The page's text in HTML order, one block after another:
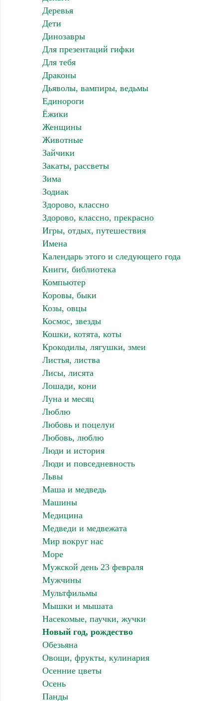
Деревья
Дети
Динозавры
Для презентаций гифки
Для тебя
Драконы
Дьяволы, вампиры, ведьмы
Единороги
Ёжики
Женщины
Животные
Зайчики
Закаты, рассветы
Зима
Зодиак
Здорово, классно
Здорово, классно, прекрасно
Игры, отдых, путешествия
Имена
Календарь этого и следующего года
Книги, библиотека
Компьютер
Коровы, быки
Козы, овцы
Космос, звезды
Кошки, котята, коты
Крокодилы, лягушки, змеи
Листья, листва
Лисы, лисята
Лошади, кони
Луна и месяц
Люблю
Любовь и поцелуи
Любовь, люблю
Люди и история
Люди и повседневность
Львы
Маша и медведь
Машины
Медицина
Медведи и медвежата
Мир вокруг нас
Море
Мужской день 23 февраля
Мужчины
Мультфильмы
Мышки и мышата
Насекомые, паучки, жучки
Новый год, рождество
Обезьяна
Овощи, фрукты, кулинария
Осенние цветы
Осень
Панды